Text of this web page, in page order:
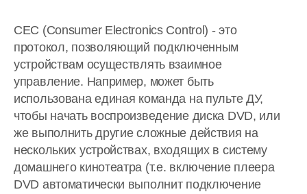
CEC (Consumer Electronics Control) - это
протокол, позволяющий подключенным
устройствам осуществлять взаимное
управление. Например, может быть
использована единая команда на пульте ДУ,
чтобы начать воспроизведение диска DVD, или
же выполнить другие сложные действия на
нескольких устройствах, входящих в систему
домашнего кинотеатра (т.е. включение плеера
DVD автоматически выполнит подключение